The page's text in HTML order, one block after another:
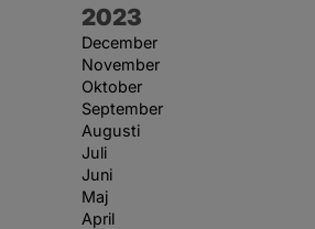
År:
2023
December
November
Oktober
September
Augusti
Juli
Juni
Maj
April